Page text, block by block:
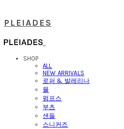
PLEIADES
SHOP
ALL
NEW ARRIVALS
로퍼 & 발레리나
뮬
펌프스
부츠
샌들
스니커즈